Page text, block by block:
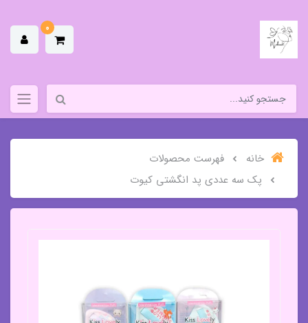
0
خانه
فهرست محصولات
پک سه عددی پد انگشتی کیوت